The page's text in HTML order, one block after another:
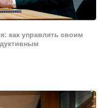
как управлять своим